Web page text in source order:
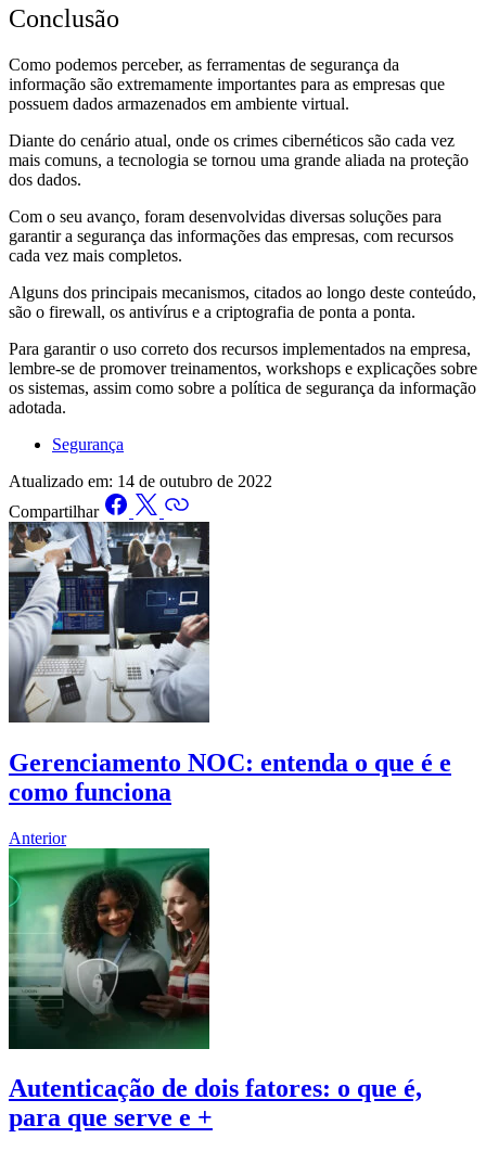
Conclusão
Como podemos perceber, as ferramentas de segurança da
informação são extremamente importantes para as empresas que
possuem dados armazenados em ambiente virtual.
Diante do cenário atual, onde os crimes cibernéticos são cada vez
mais comuns, a tecnologia se tornou uma grande aliada na proteção
dos dados.
Com o seu avanço, foram desenvolvidas diversas soluções para
garantir a segurança das informações das empresas, com recursos
cada vez mais completos.
Alguns dos principais mecanismos, citados ao longo deste conteúdo,
são o firewall, os antivírus e a criptografia de ponta a ponta.
Para garantir o uso correto dos recursos implementados na empresa,
lembre-se de promover treinamentos, workshops e explicações sobre
os sistemas, assim como sobre a política de segurança da informação
adotada.
Segurança
Atualizado em: 14 de outubro de 2022
Compartilhar
Gerenciamento NOC: entenda o que é e
como funciona
Anterior
Autenticação de dois fatores: o que é,
para que serve e +